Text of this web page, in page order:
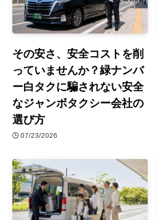
その安さ、安全コストを削
っていませんか？緑ナンバ
ー白タクに騙されない安全
なジャンボタクシー会社の
選び方
07/23/2026